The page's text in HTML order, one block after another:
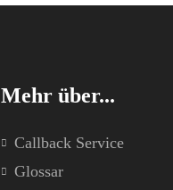
Mehr über...
Callback Service
Glossar